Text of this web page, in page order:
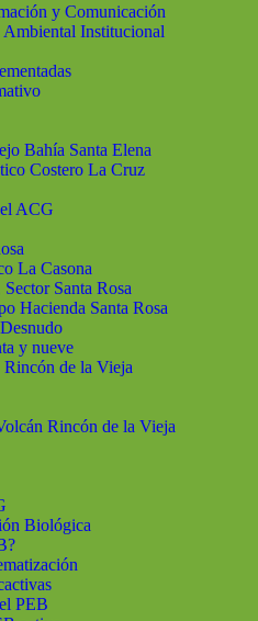
y Comunicación
Ambiental Institucional
Bahía Santa Elena
Costero La Cruz
ACG
La Casona
Santa Rosa
Hacienda Santa Rosa
y nueve
Rincón de la Vieja
Rincón de la Vieja
Biológica
PEB